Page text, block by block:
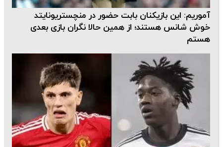
آموریم: این بازیکنان بابت حضور در منچستریونایتد
خوش شانس هستند؛ از همین حالا نگران بازی بعدی
هستم